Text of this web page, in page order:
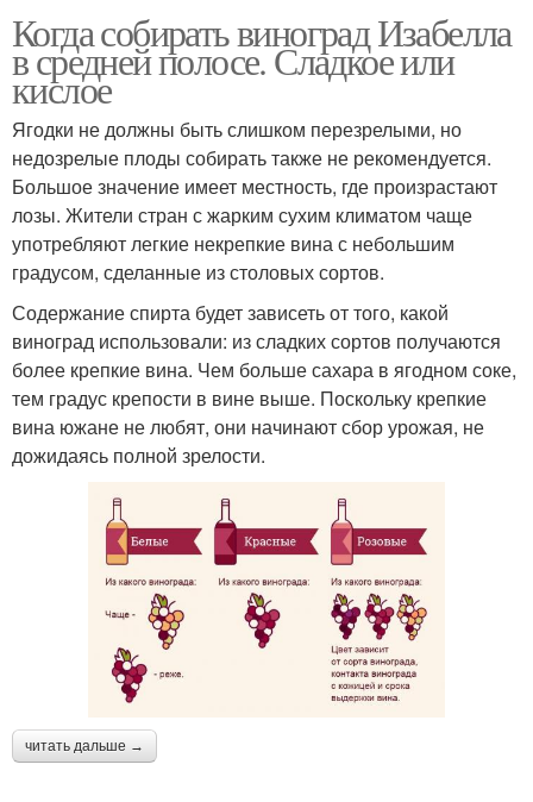
Когда собирать виноград Изабелла
в средней полосе. Сладкое или
кислое
Ягодки не должны быть слишком перезрелыми, но
недозрелые плоды собирать также не рекомендуется.
Большое значение имеет местность, где произрастают
лозы. Жители стран с жарким сухим климатом чаще
употребляют легкие некрепкие вина с небольшим
градусом, сделанные из столовых сортов.
Содержание спирта будет зависеть от того, какой
виноград использовали: из сладких сортов получаются
более крепкие вина. Чем больше сахара в ягодном соке,
тем градус крепости в вине выше. Поскольку крепкие
вина южане не любят, они начинают сбор урожая, не
дожидаясь полной зрелости.
читать дальше →